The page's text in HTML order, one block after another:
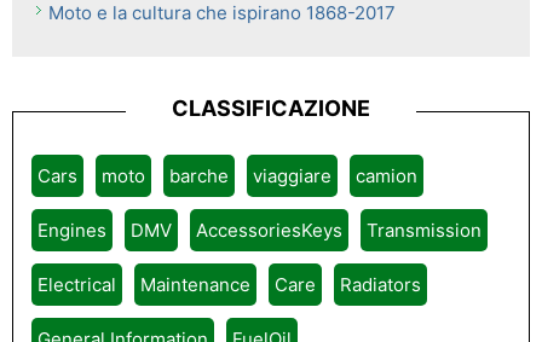
Moto e la cultura che ispirano 1868-2017
CLASSIFICAZIONE
Cars moto barche viaggiare camion
Engines DMV AccessoriesKeys Transmission
Electrical Maintenance Care Radiators